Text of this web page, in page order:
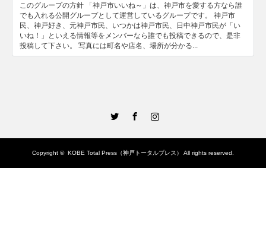
このグループの方針 「神戸市いいね～」は、神戸市を愛する方なら誰
でも入れる公開グループとして運営しているグループです。 神戸市
民、神戸好き、元神戸市民、いつかは神戸市民、日中神戸市民が「い
いね！」といえる情報等をメンバーなら誰でも投稿できるので、是非
投稿して下さい。 写真には町名や店名、場所が分かる...
Copyright © KOBE Total Press（神戸トータルプレス） All rights reserved.